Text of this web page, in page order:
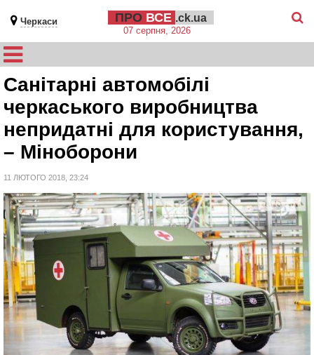
Черкаси ПРО ВСЕ .ck.ua
07 серпня, 2026
Санітарні автомобілі
черкаського виробництва
непридатні для користування,
– Міноборони
11 ЛЮТОГО 2018, 23:24